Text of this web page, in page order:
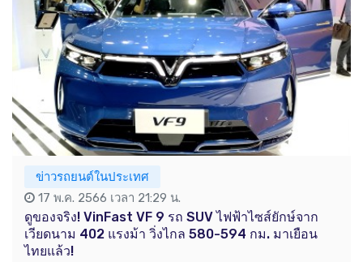
ข่าวรถยนต์ในประเทศ
17 พ.ค. 2566 เวลา 21:29 น.
ดูของจริง! VinFast VF 9 รถ SUV ไฟฟ้าไซส์ยักษ์จาก
เวียดนาม 402 แรงม้า วิ่งไกล 580-594 กม. มาเยือน
ไทยแล้ว!